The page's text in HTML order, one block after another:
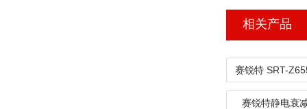
相关产品
赛锐特静电衰